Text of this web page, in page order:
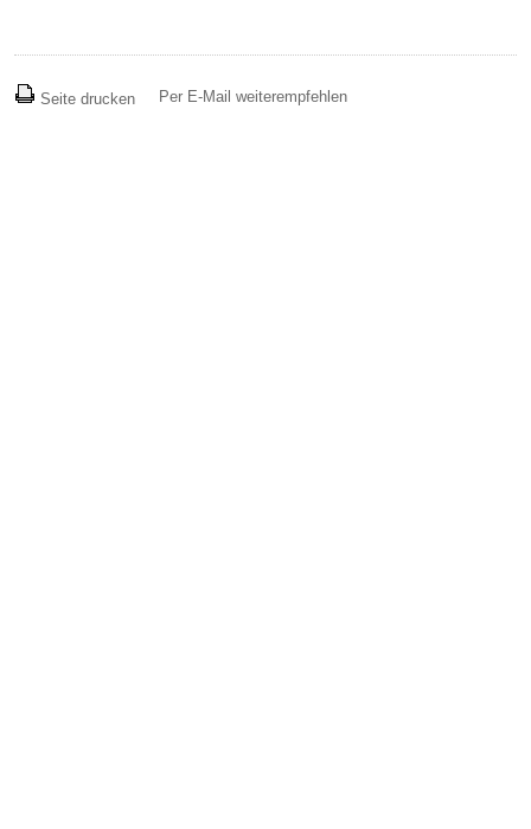
Seite drucken Per E-Mail weiterempfehlen